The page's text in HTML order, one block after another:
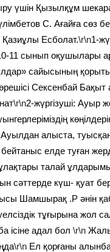
үшін Қызылқұм
С. Ағайға сөз
Есболат.\r\n1-
11 сынып оқушылары
сайысының
Сексенбай Бақыт
\r\n2-жүргізуші: Ауыр
алыста,
елде туған
талай
сәттерде күш- қуат
Шамшырақ .Р әнін
тұғырына жол
ісіне адал бол \r\n
\r\n Ел қорғаны